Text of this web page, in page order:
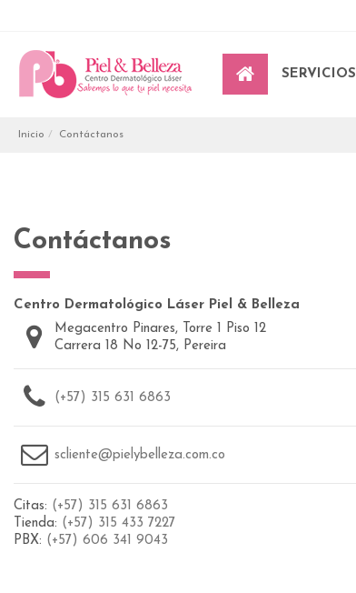
SERVICIOS
Inicio Contáctanos
Contáctanos
Centro Dermatológico Láser Piel & Belleza
Megacentro Pinares, Torre 1 Piso 12
Carrera 18 No 12-75, Pereira
(+57) 315 631 6863
scliente@pielybelleza.com.co
Citas: (+57) 315 631 6863
Tienda: (+57) 315 433 7227
PBX: (+57) 606 341 9043